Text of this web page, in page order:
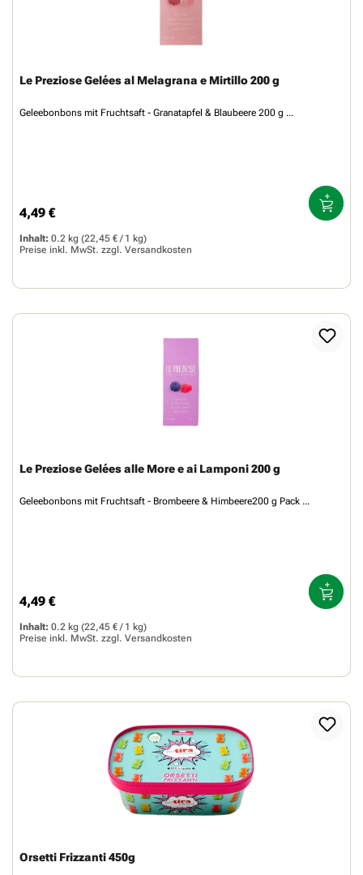
Le Preziose Gelées al Melagrana e Mirtillo 200 g
Geleebonbons mit Fruchtsaft - Granatapfel & Blaubeere 200 g ...
Regulärer Preis:
4,49 €
Inhalt: 0.2 kg (22,45 € / 1 kg)
Preise inkl. MwSt. zzgl. Versandkosten
Le Preziose Gelées alle More e ai Lamponi 200 g
Geleebonbons mit Fruchtsaft - Brombeere & Himbeere200 g Pack ...
Regulärer Preis:
4,49 €
Inhalt: 0.2 kg (22,45 € / 1 kg)
Preise inkl. MwSt. zzgl. Versandkosten
Orsetti Frizzanti 450g